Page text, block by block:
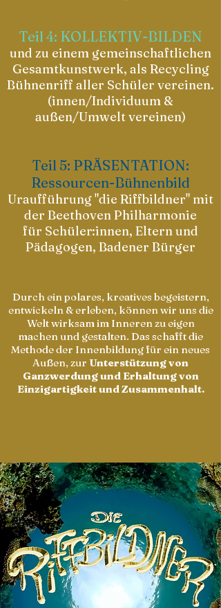
Teil 4: KOLLEKTIV-BILDEN
und zu einem gemeinschaftlichen
Gesamtkunstwerk, als Recycling
Bühnenriff aller Schüler vereinen.
(innen/Individuum &
außen/Umwelt vereinen)
Teil 5: PRÄSENTATION:
Ressourcen-Bühnenbild
Uraufführung "die Riffbildner" mit
der Beethoven Philharmonie
für Schüler:innen, Eltern und
Pädagogen, Badener Bürger
Durch ein polares, kreatives begeistern,
entwickeln & erleben, können wir uns die
Welt wirksam im Inneren zu eigen
machen und gestalten. Das schafft die
Methode der Innenbildung für ein neues
Außen, zur Unterstützung von
Ganzwerdung und Erhaltung von
Einzigartigkeit und Zusammenhalt.